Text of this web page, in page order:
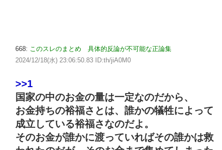
668: このスレのまとめ 具体的反論が不可能な正論集
2024/12/18(水) 23:06:50.83 ID:th/jiA0M0
>>1
国家の中のお金の量は一定なのだから、
お金持ちの裕福さとは、誰かの犠牲によって
成立している裕福さなのだよ。
そのお金が誰かに渡っていればその誰かは救